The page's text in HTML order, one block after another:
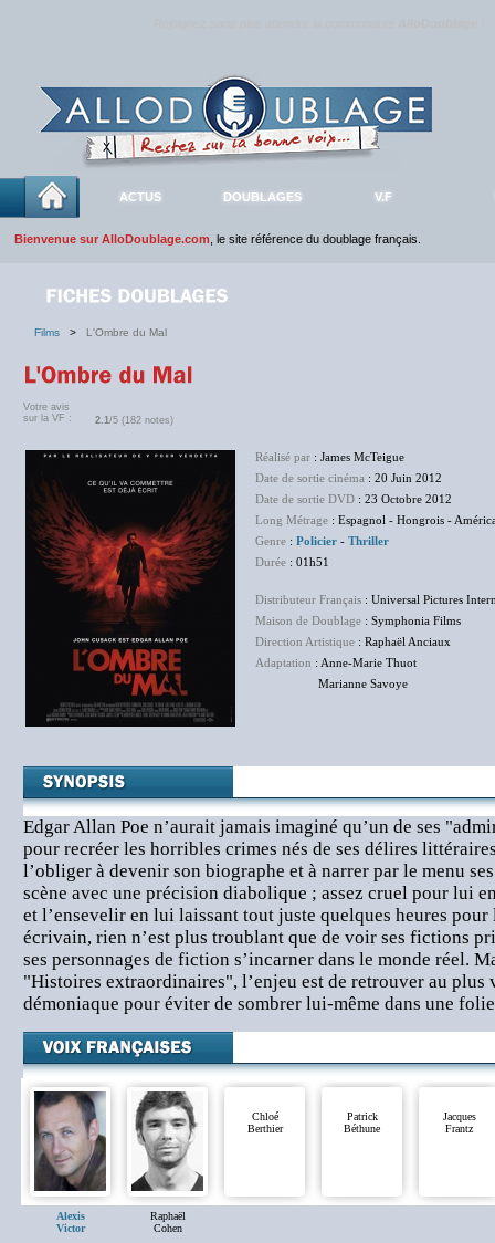
ACTUS DOUBLAGES V.F
Bienvenue sur AlloDoublage.com , le site référence du doublage français.
Films > L'Ombre du Mal
Votre avis
sur la VF :
2.1/5 (182 notes)
Réalisé par : James McTeigue
Date de sortie cinéma : 20 Juin 2012
Date de sortie DVD : 23 Octobre 2012
Long Métrage : Espagnol - Hongrois -
Genre : Policier - Thriller
Durée : 01h51
Distributeur Français : Universal Pictures
Maison de Doublage : Symphonia Films
Direction Artistique : Raphaël Anciaux
Adaptation : Anne-Marie Thuot
Marianne Savoye
Edgar Allan Poe n’aurait jamais imaginé qu’un de ses
pour recréer les horribles crimes nés de ses délires
l’obliger à devenir son biographe et à narrer par le menu
scène avec une précision diabolique ; assez cruel pour lui
et l’ensevelir en lui laissant tout juste quelques heures
écrivain, rien n’est plus troublant que de voir ses fictions
ses personnages de fiction s’incarner dans le monde réel.
"Histoires extraordinaires", l’enjeu est de retrouver au plus
démoniaque pour éviter de sombrer lui-même dans une
Alexis
Victor
Raphaël
Cohen
Chloé
Berthier
Patrick
Béthune
Jacques
Frantz